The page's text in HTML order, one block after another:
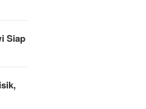
Siap